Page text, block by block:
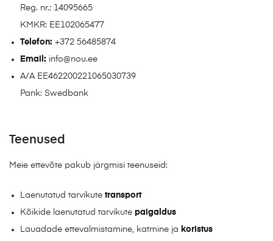
Reg. nr.: 14095665
KMKR: EE102065477
Telefon: +372 56485874
Email: info@nou.ee
A/A EE462200221065030739
Pank: Swedbank
Teenused
Meie ettevõte pakub järgmisi teenuseid:
Laenutatud tarvikutetransport
Kõikide laenutatud tarvikute paigaldus
Lauadade ettevalmistamine, katmine ja koristus